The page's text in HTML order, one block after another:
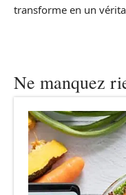
transforme en un
Ne manquez